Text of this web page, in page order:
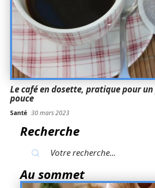
Le café en dosette, pratique pour
pouce
Santé 30 mars 2023
Recherche
Au sommet